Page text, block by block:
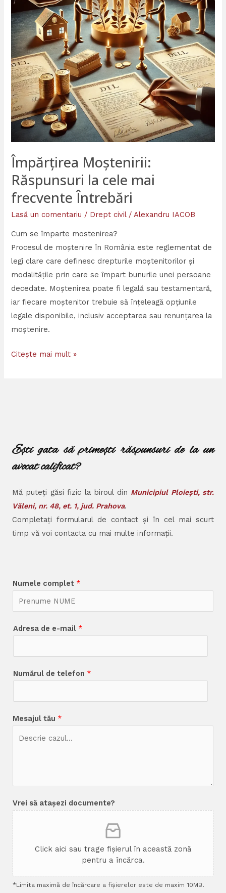
Împărțirea Moștenirii:
Răspunsuri la cele mai
frecvente Întrebări
Lasă un comentariu / Drept civil/Alexandru IACOB
Cum se împarte mostenirea?
Procesul de moștenire în România este reglementat de
legi clare care definesc drepturile moștenitorilor și
modalitățile prin care se împart bunurile unei persoane
decedate. Moștenirea poate fi legală sau testamentară,
iar fiecare moștenitor trebuie să înțeleagă opțiunile
legale disponibile, inclusiv acceptarea sau renunțarea la
moștenire.
mai
frecvente
Întrebări
Citește mai mult »
Ești gata să primești răspunsuri de la un
avocat calificat?
Mă puteți găsi fizic la biroul din Municipiul Ploiești, str.
Văleni, nr. 48, et. 1, jud. Prahova.
Completați formularul de contact și în cel mai scurt
timp vă voi contacta cu mai multe informații.
Numele complet *
Adresa de e-mail *
Numărul de telefon *
Mesajul tău *
Vrei să atașezi documente?
Click aici sau trage fișierul în această zonă
pentru a încărca.
*Limita maximă de încărcare a fișierelor este de maxim 10MB.